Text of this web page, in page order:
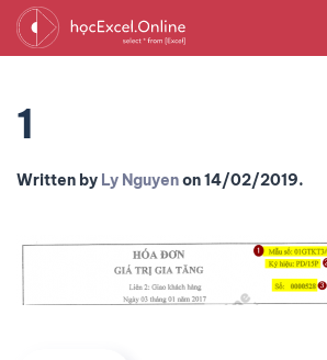
1
Written by Ly Nguyenon14/02/2019.